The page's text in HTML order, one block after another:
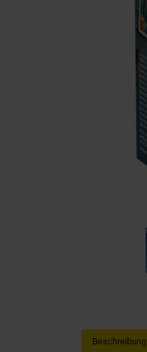
Beschreibung